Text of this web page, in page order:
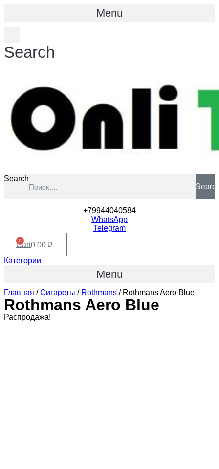
Menu
Search
Search
+79944040584
WhatsApp
Telegram
0.00 ₽
0
Cart
Категории
Menu
Главная /Сигареты / Rothmans / Rothmans Aero Blue
Rothmans Aero Blue
Распродажа!